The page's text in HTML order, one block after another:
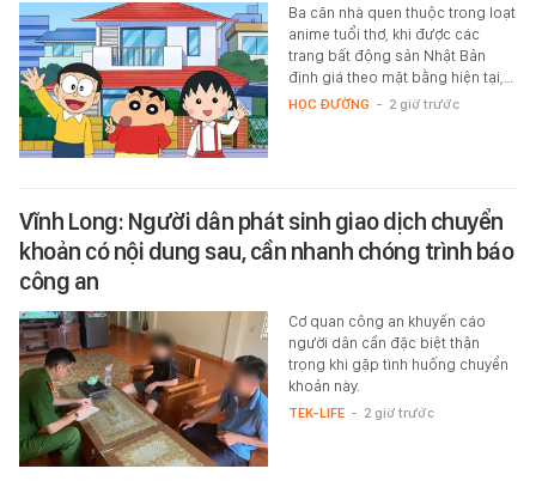
Ba căn nhà quen thuộc trong loạt
anime tuổi thơ, khi được các
trang bất động sản Nhật Bản
định giá theo mặt bằng hiện tại,…
HỌC ĐƯỜNG - 2 giờ trước
Vĩnh Long: Người dân phát sinh giao dịch chuyển
khoản có nội dung sau, cần nhanh chóng trình báo
công an
Cơ quan công an khuyến cáo
người dân cần đặc biệt thận
trọng khi gặp tình huống chuyển
khoản này.
TEK-LIFE - 2 giờ trước